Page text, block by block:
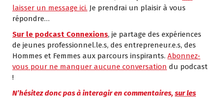
laisser un message ici. Je prendrai un plaisir à vous
répondre…
Sur le podcast Connexions, je partage des expériences
de jeunes professionnel.le.s, des entrepreneur.e.s, des
Hommes et Femmes aux parcours inspirants. Abonnez-
vous pour ne manquer aucune conversation du podcast
!
N’hésitez donc pas à interagir en commentaires, sur les